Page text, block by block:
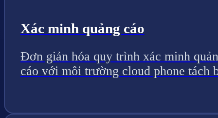
Xác minh quảng cáo
Đơn giản hóa quy trình xác minh
cáo với môi trường cloud phone tách